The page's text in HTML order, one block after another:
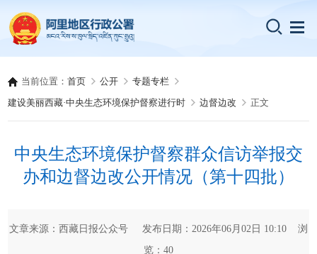
当前位置：首页 公开
专题专栏
建设美丽西藏·中央生态环境保护督察进行时
边督边改 正文
中央生态环境保护督察群众信访举报交
办和边督边改公开情况（第十四批）
文章来源：西藏日报公众号 发布日期：2026年06月02日 10:10 浏
览： 40